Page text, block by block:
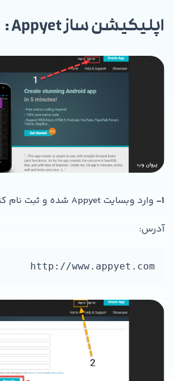
اپلیکیشن ساز Appyet :
1- وارد وبسایت Appyet شده و ثبت نام کنید با گزینه sing up
آدرس:
http://www.appyet.com